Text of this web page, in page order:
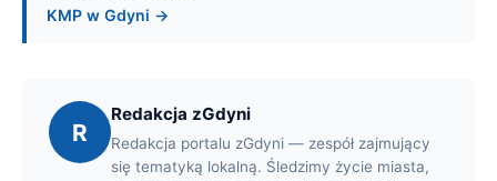
KMP w Gdyni →
R
Redakcja zGdyni
Redakcja portalu zGdyni — zespół zajmujący
się tematyką lokalną. Śledzimy życie miasta,